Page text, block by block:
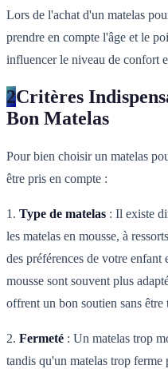
Lors de l'achat d'un matelas
prendre en compte l'âge et le
influencer le niveau de confort
2Critères
Bon Matelas
Pour bien choisir un matelas
être pris en compte :
1. Type de matelas : Il existe
les matelas en mousse, à
des préférences de votre enfant
mousse sont souvent plus
offrent un bon soutien sans être
2. Fermeté : Un matelas trop
tandis qu'un matelas trop